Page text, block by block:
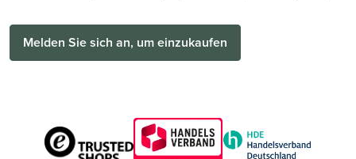
Melden Sie sich an, um einzukaufen